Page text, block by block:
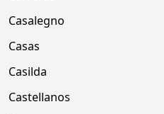
Casalegno
Casas
Casilda
Castellanos